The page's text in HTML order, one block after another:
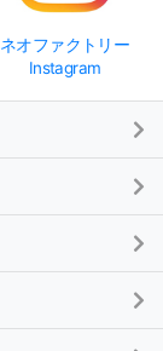
ネオファクトリー
Instagram